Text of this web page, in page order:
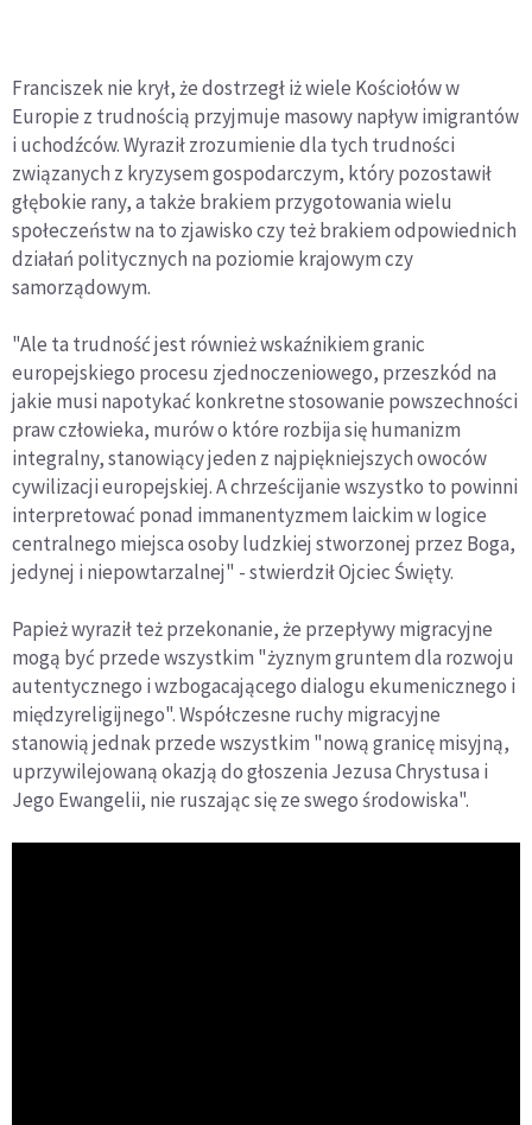
Franciszek nie krył, że dostrzegł iż wiele Kościołów w
Europie z trudnością przyjmuje masowy napływ imigrantów
i uchodźców. Wyraził zrozumienie dla tych trudności
związanych z kryzysem gospodarczym, który pozostawił
głębokie rany, a także brakiem przygotowania wielu
społeczeństw na to zjawisko czy też brakiem odpowiednich
działań politycznych na poziomie krajowym czy
samorządowym.
"Ale ta trudność jest również wskaźnikiem granic
europejskiego procesu zjednoczeniowego, przeszkód na
jakie musi napotykać konkretne stosowanie powszechności
praw człowieka, murów o które rozbija się humanizm
integralny, stanowiący jeden z najpiękniejszych owoców
cywilizacji europejskiej. A chrześcijanie wszystko to powinni
interpretować ponad immanentyzmem laickim w logice
centralnego miejsca osoby ludzkiej stworzonej przez Boga,
jedynej i niepowtarzalnej" - stwierdził Ojciec Święty.
Papież wyraził też przekonanie, że przepływy migracyjne
mogą być przede wszystkim "żyznym gruntem dla rozwoju
autentycznego i wzbogacającego dialogu ekumenicznego i
międzyreligijnego". Współczesne ruchy migracyjne
stanowią jednak przede wszystkim "nową granicę misyjną,
uprzywilejowaną okazją do głoszenia Jezusa Chrystusa i
Jego Ewangelii, nie ruszając się ze swego środowiska".